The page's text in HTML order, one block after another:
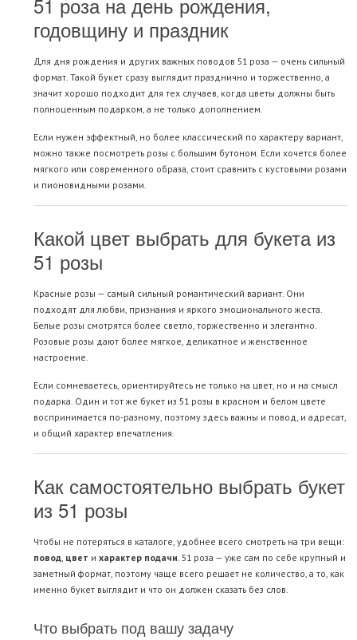
годовщину и праздник
Для дня рождения и других важных поводов 51 роза — очень сильный
формат. Такой букет сразу выглядит празднично и торжественно, а
значит хорошо подходит для тех случаев, когда цветы должны быть
полноценным подарком, а не только дополнением.
Если нужен эффектный, но более классический по характеру вариант,
можно также посмотреть розы с большим бутоном . Если хочется более
мягкого или современного образа, стоит сравнить с кустовыми розами
и пионовидными розами
Какой цвет выбрать для букета из
51 розы
Красные розы — самый сильный романтический вариант. Они
подходят для любви, признания и яркого эмоционального жеста.
Белые розы смотрятся более светло, торжественно и элегантно.
Розовые розы дают более мягкое, деликатное и женственное
настроение.
Если сомневаетесь, ориентируйтесь не только на цвет, но и на смысл
подарка. Один и тот же букет из 51 розы в красном и белом цвете
воспринимается по-разному, поэтому здесь важны и повод, и адресат,
и общий характер впечатления.
Как самостоятельно выбрать букет
из 51 розы
Чтобы не потеряться в каталоге, удобнее всего смотреть на три вещи:
повод цвет и характер подачи . 51 роза — уже сам по себе крупный и
заметный формат, поэтому чаще всего решает не количество, а то, как
именно букет выглядит и что он должен сказать без слов.
Что выбрать под вашу задачу